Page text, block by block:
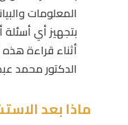
المعلومات
بتجهيز أي
أثناء قراءة
الدكتور محمد
ماذا بعد